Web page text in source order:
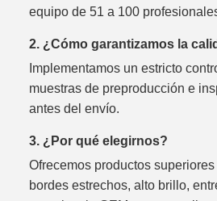
equipo de 51 a 100
2. ¿Cómo garantizamos la
Implementamos un estricto
muestras de preproducción e
antes del envío.
3. ¿Por qué elegirnos?
Ofrecemos productos
bordes estrechos, alto brillo,